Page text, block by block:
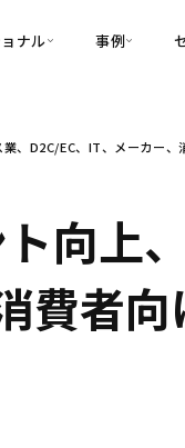
育成
・
ナル
Led Growth
事例
導入事
、D2C/EC、IT、メーカー
向上
費者